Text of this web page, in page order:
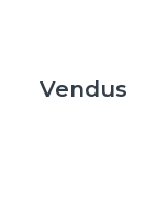
Vendus